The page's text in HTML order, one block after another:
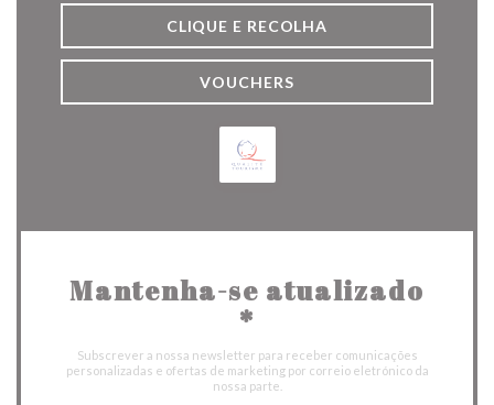
CLIQUE E RECOLHA
VOUCHERS
Mantenha-se atualizado
*
Subscrever a nossa newsletter para receber comunicações
personalizadas e ofertas de marketing por correio eletrónico da
nossa parte.